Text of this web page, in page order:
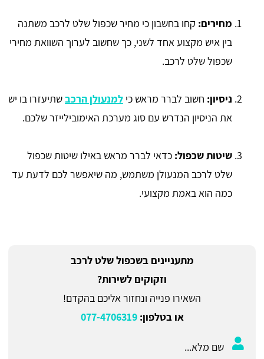
מחירים: קחו בחשבון כי מחיר שכפול שלט לרכב משתנה
בין איש מקצוע אחד לשני, כך שחשוב לערוך השוואת מחירי
שכפול שלט לרכב.
ניסיון: חשוב לברר מראש כי למנעולן הרכבשתיעזרו בו יש
את הניסיון הנדרש עם סוג מערכת האימובילייזר שלכם.
שיטות שכפול: כדאי לברר מראש באילו שיטות שכפול
שלט לרכב המנעולן משתמש, מה שיאפשר לכם לדעת עד
כמה הוא באמת מקצועי.
מתעניינים בשכפול שלט לרכב
וזקוקים לשירות?
השאירו פנייה ונחזור אליכם בהקדם!
או בטלפון:077-4706319